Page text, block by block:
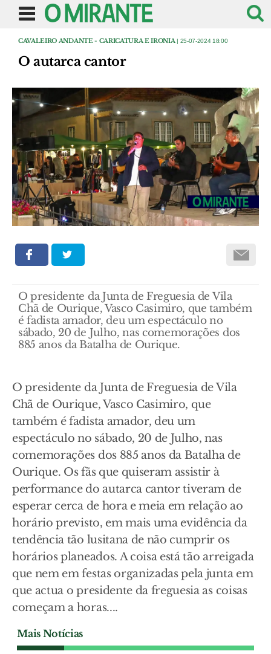
CAVALEIRO ANDANTE - CARICATURA E IRONIA | 25-07-2024 18:00
O autarca cantor
O presidente da Junta de Freguesia de Vila
Chã de Ourique, Vasco Casimiro, que também
é fadista amador, deu um espectáculo no
sábado, 20 de Julho, nas comemorações dos
885 anos da Batalha de Ourique.
O presidente da Junta de Freguesia de Vila
Chã de Ourique, Vasco Casimiro, que
também é fadista amador, deu um
espectáculo no sábado, 20 de Julho, nas
comemorações dos 885 anos da Batalha de
Ourique. Os fãs que quiseram assistir à
performance do autarca cantor tiveram de
esperar cerca de hora e meia em relação ao
horário previsto, em mais uma evidência da
tendência tão lusitana de não cumprir os
horários planeados. A coisa está tão arreigada
que nem em festas organizadas pela junta em
que actua o presidente da freguesia as coisas
começam a horas....
Mais Notícias